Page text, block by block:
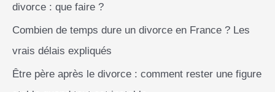
divorce : que faire ?
Combien de temps dure un divorce en France ? Les
vrais délais expliqués
Être père après le divorce : comment rester une figure